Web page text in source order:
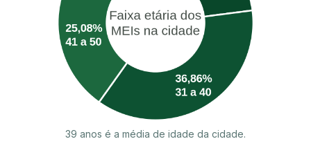
39 anos é a média de idade da cidade.